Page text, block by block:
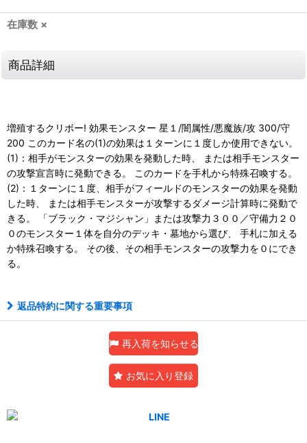
在庫数 ×
商品詳細
増殖するクリボー! 効果モンスター 星１/闇属性/悪魔族/攻 300/守
200 このカード名の(1)の効果は１ターンに１度しか使用できない。
(1)：相手がモンスターの効果を発動した時、 または相手モンスター
の攻撃宣言時に発動できる。 このカードを手札から特殊召喚する。
(2)：１ターンに１度、相手がフィールドのモンスターの効果を発動
した時、 または相手モンスターが攻撃するダメージ計算時に発動で
きる。 「ブラック・マジシャン」または攻撃力３００／守備力２０
０のモンスター１体を自分のデッキ・墓地から選び、 手札に加える
か特殊召喚する。 その後、その相手モンスターの攻撃力を０にでき
る。
返品特約に関する重要事項
再入荷を知らせる
お気に入り登録